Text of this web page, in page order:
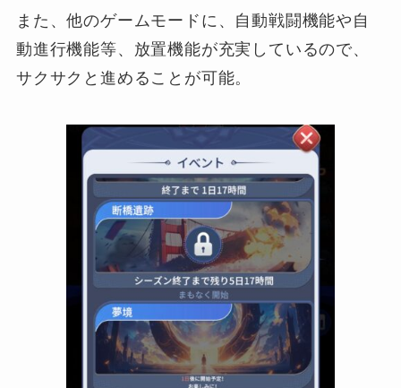
また、他のゲームモードに、自動戦闘機能や自
動進行機能等、放置機能が充実しているので、
サクサクと進めることが可能。